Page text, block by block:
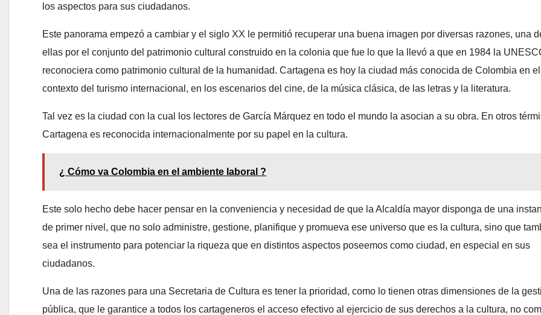
los aspectos para sus ciudadanos.
Este panorama empezó a cambiar y el siglo XX le permitió recuperar una buena imagen por diversas razones, una
ellas por el conjunto del patrimonio cultural construido en la colonia que fue lo que la llevó a que en 1984 la
reconociera como patrimonio cultural de la humanidad. Cartagena es hoy la ciudad más conocida de Colombia en el
contexto del turismo internacional, en los escenarios del cine, de la música clásica, de las letras y la literatura.
Tal vez es la ciudad con la cual los lectores de García Márquez en todo el mundo la asocian a su obra. En otros
Cartagena es reconocida internacionalmente por su papel en la cultura.
¿ Cómo va Colombia en el ambiente laboral ?
Este solo hecho debe hacer pensar en la conveniencia y necesidad de que la Alcaldía mayor disponga de una
de primer nivel, que no solo administre, gestione, planifique y promueva ese universo que es la cultura, sino que
sea el instrumento para potenciar la riqueza que en distintos aspectos poseemos como ciudad, en especial en sus
ciudadanos.
Una de las razones para una Secretaria de Cultura es tener la prioridad, como lo tienen otras dimensiones de la
pública, que le garantice a todos los cartageneros el acceso efectivo al ejercicio de sus derechos a la cultura, no